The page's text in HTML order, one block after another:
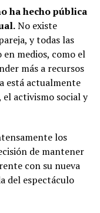
ha hecho pública
No existe
y todas las
medios, como el
más a recursos
está actualmente
activismo social y
los
de mantener
con su nueva
del espectáculo